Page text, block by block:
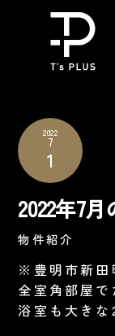
content
2022
7
1
2022年7
物件紹介
※豊明市新田
全室角部屋で
浴室も大き